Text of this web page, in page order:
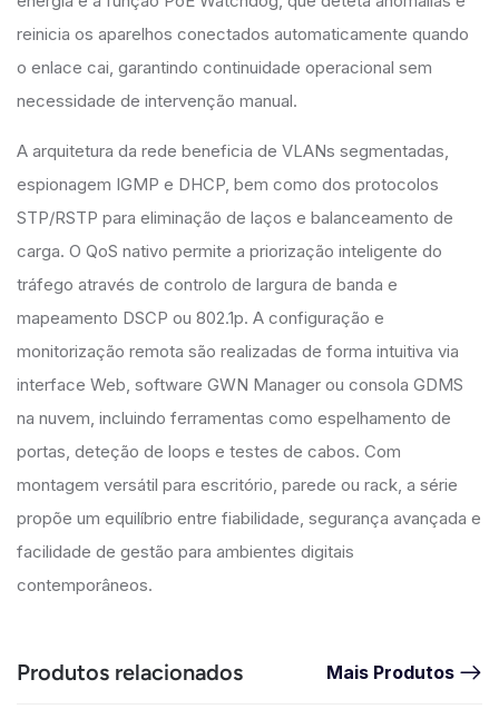
reinicia os aparelhos conectados automaticamente quando
o enlace cai, garantindo continuidade operacional sem
necessidade de intervenção manual.
A arquitetura da rede beneficia de VLANs segmentadas,
espionagem IGMP e DHCP, bem como dos protocolos
STP/RSTP para eliminação de laços e balanceamento de
carga. O QoS nativo permite a priorização inteligente do
tráfego através de controlo de largura de banda e
mapeamento DSCP ou 802.1p. A configuração e
monitorização remota são realizadas de forma intuitiva via
interface Web, software GWN Manager ou consola GDMS
na nuvem, incluindo ferramentas como espelhamento de
portas, deteção de loops e testes de cabos. Com
montagem versátil para escritório, parede ou rack, a série
propõe um equilíbrio entre fiabilidade, segurança avançada e
facilidade de gestão para ambientes digitais
contemporâneos.
Produtos relacionados Mais Produtos